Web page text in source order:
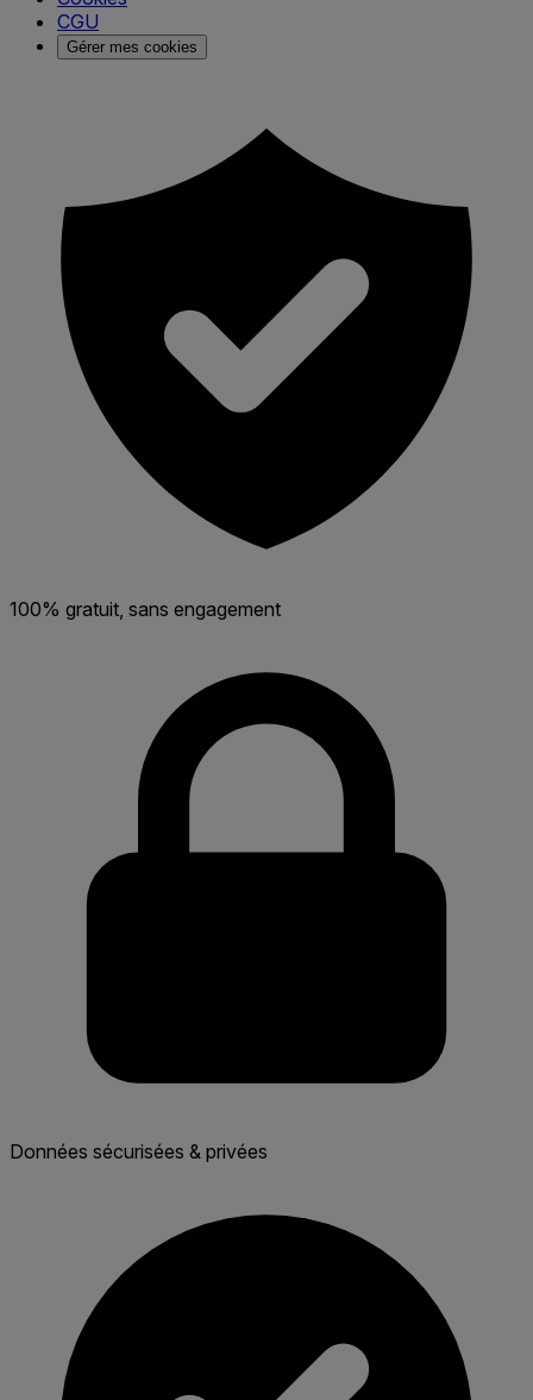
CGU
Gérer mes cookies
100% gratuit, sans engagement
Données sécurisées & privées